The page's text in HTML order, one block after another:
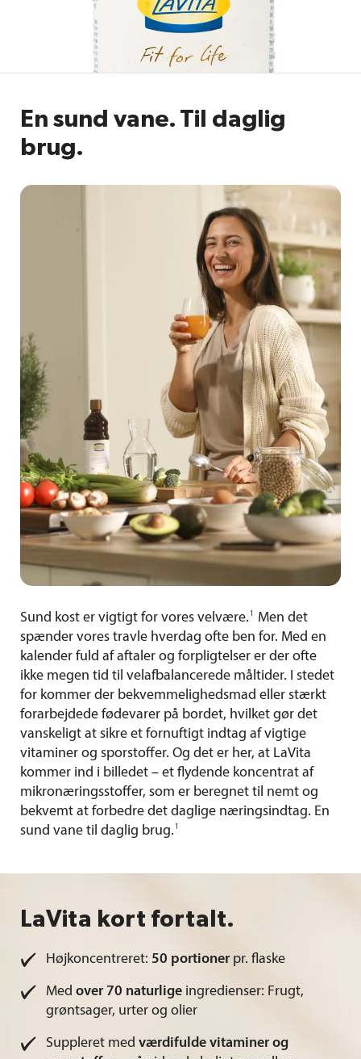
En sund vane. Til daglig
brug.
Sund kost er vigtigt for vores velvære. 1
Men det
spænder vores travle hverdag ofte ben for. Med en
kalender fuld af aftaler og forpligtelser er der ofte
ikke megen tid til velafbalancerede måltider. I stedet
for kommer der bekvemmelighedsmad eller stærkt
forarbejdede fødevarer på bordet, hvilket gør det
vanskeligt at sikre et fornuftigt indtag af vigtige
vitaminer og sporstoffer. Og det er her, at LaVita
kommer ind i billedet – et flydende koncentrat af
mikronæringsstoffer, som er beregnet til nemt og
bekvemt at forbedre det daglige næringsindtag. En
sund vane til daglig brug. 1
LaVita kort fortalt.
Højkoncentreret: 50 portioner pr. flaske
Med over 70 naturlige ingredienser: Frugt,
grøntsager, urter og olier
Suppleret med værdifulde vitaminer og